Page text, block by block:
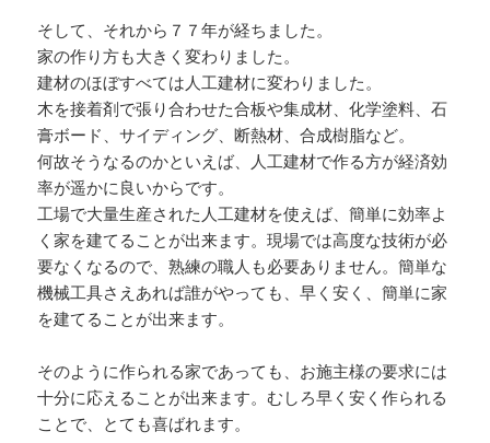
そして、それから７７年が経ちました。
家の作り方も大きく変わりました。
建材のほぼすべては人工建材に変わりました。
木を接着剤で張り合わせた合板や集成材、化学塗料、石
膏ボード、サイディング、断熱材、合成樹脂など。
何故そうなるのかといえば、人工建材で作る方が経済効
率が遥かに良いからです。
工場で大量生産された人工建材を使えば、簡単に効率よ
く家を建てることが出来ます。現場では高度な技術が必
要なくなるので、熟練の職人も必要ありません。簡単な
機械工具さえあれば誰がやっても、早く安く、簡単に家
を建てることが出来ます。
そのように作られる家であっても、お施主様の要求には
十分に応えることが出来ます。むしろ早く安く作られる
ことで、とても喜ばれます。